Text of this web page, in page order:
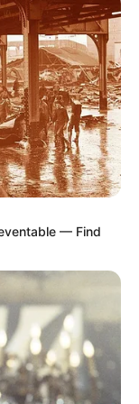
Rögtön
nem” –
aki a
a Baleseti
az
Kiengedték a
szobában
— Find